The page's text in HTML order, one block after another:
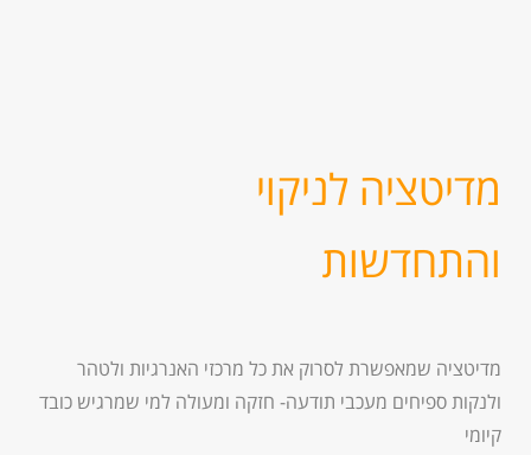
מדיטציה לניקוי
והתחדשות
מדיטציה שמאפשרת לסרוק את כל מרכזי האנרגיות ולטהר
ולנקות ספיחים מעכבי תודעה- חזקה ומעולה למי שמרגיש כובד
קיומי